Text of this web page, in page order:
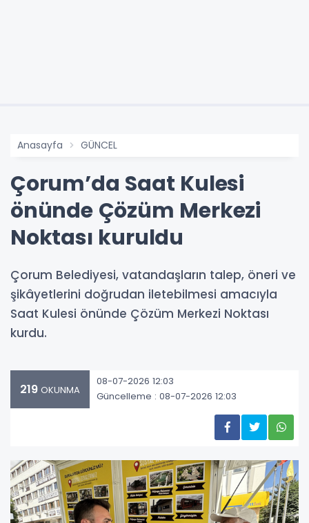
Anasayfa GÜNCEL
Çorum’da Saat Kulesi
önünde Çözüm Merkezi
Noktası kuruldu
Çorum Belediyesi, vatandaşların talep, öneri ve
şikâyetlerini doğrudan iletebilmesi amacıyla
Saat Kulesi önünde Çözüm Merkezi Noktası
kurdu.
219 OKUNMA
08-07-2026 12:03
Güncelleme : 08-07-2026 12:03